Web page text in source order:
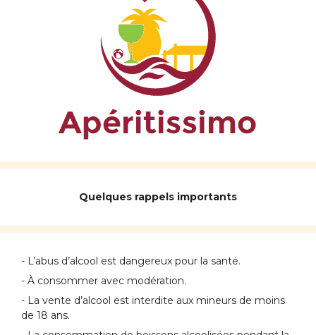
Quelques rappels importants
- L’abus d’alcool est dangereux pour la santé.
- À consommer avec modération.
- La vente d’alcool est interdite aux mineurs de moins
de 18 ans.